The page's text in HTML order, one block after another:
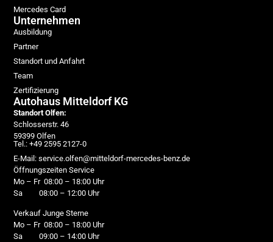
Mercedes Card
Unternehmen
Ausbildung
Partner
Standort und Anfahrt
Team
Zertifizierung
Autohaus Mitteldorf KG
Standort Olfen:
Schlosserstr. 46
59399 Olfen
Tel.: +49 2595 2127-0
E-Mail: service.olfen@mitteldorf-mercedes-benz.de
Öffnungszeiten Service
Mo – Fr 08:00 – 18:00 Uhr
Sa 08:00 – 12:00 Uhr
Verkauf Junge Sterne
Mo – Fr 08:00 – 18:00 Uhr
Sa 09:00 – 14:00 Uhr